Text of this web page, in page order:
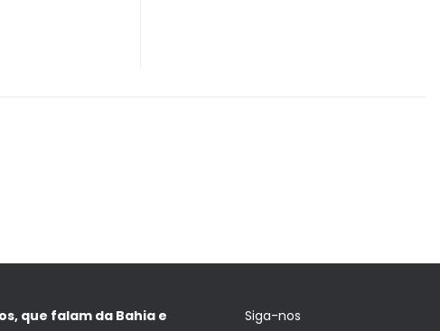
que falam da Bahia e
Siga-nos